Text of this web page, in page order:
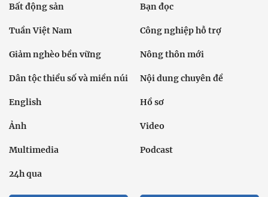
Bất động sản Bạn đọc
Tuần Việt Nam Công nghiệp hỗ trợ
Giảm nghèo bền vững Nông thôn mới
Dân tộc thiểu số và miền núi Nội dung chuyên đề
English Hồ sơ
Ảnh Video
Multimedia Podcast
24h qua